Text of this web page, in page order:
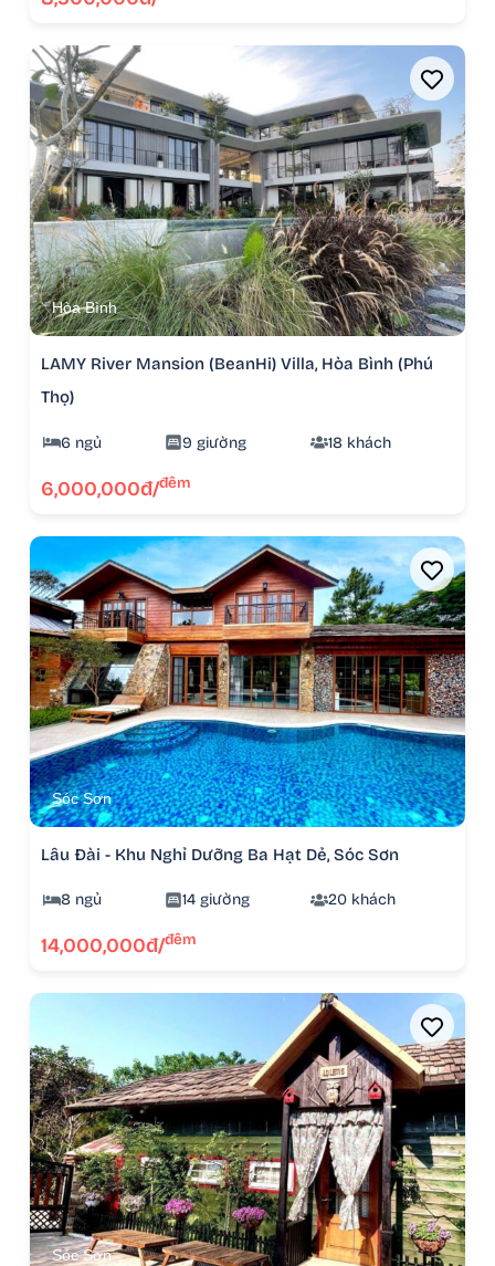
Hòa Bình
LAMY River Mansion (BeanHi) Villa, Hòa Bình (Phú
Thọ)
6 ngủ 9 giường 18 khách
6,000,000đ/đêm
Sóc Sơn
Lâu Đài - Khu Nghỉ Dưỡng Ba Hạt Dẻ, Sóc Sơn
8 ngủ 14 giường 20 khách
14,000,000đ/đêm
Sóc Sơn